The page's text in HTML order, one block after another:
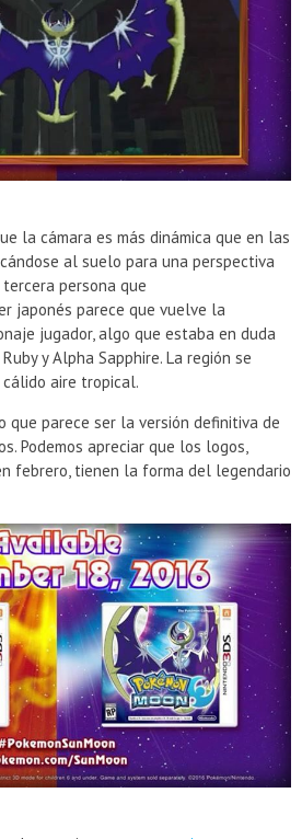
la cámara es más dinámica que en las
al suelo para una perspectiva
persona que
japonés parece que vuelve la
jugador, algo que estaba en duda
y Alpha Sapphire. La región se
cálido aire tropical.
que parece ser la versión definitiva de
Podemos apreciar que los logos,
febrero, tienen la forma del legendario